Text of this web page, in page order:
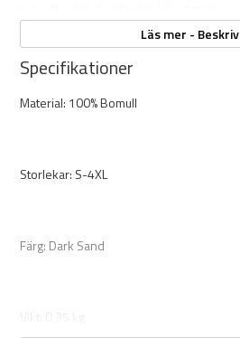
Skjortan är normal i storlek och
storlek.
Läs mer -
Specifikationer
Material: 100% Bomull
Storlekar: S-4XL
Färg: Dark Sand